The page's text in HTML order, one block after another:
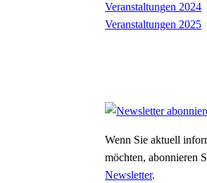
Veranstaltungen 2024
Veranstaltungen 2025
Wenn Sie aktuell
möchten, abonnieren
Newsletter.